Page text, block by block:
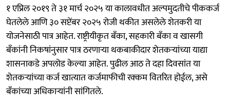
१ एप्रिल २०१९ ते ३१ मार्च २०२५ या कालावधीत अल्पमुदतीचे पीककर्ज
घेतलेले आणि ३० सप्टेंबर २०२५ रोजी थकीत असलेले शेतकरी या
योजनेसाठी पात्र आहेत. राष्ट्रीयीकृत बँका, सहकारी बँका व खासगी
बँकांनी निकषांनुसार पात्र ठरणाऱ्या थकबाकीदार शेतकऱ्यांच्या याद्या
शासनाकडे अपलोड केल्या आहेत. पुढील आठ ते दहा दिवसांत या
शेतकऱ्यांच्या कर्ज खात्यात कर्जमाफीची रक्कम वितरित होईल, असे
बँकांच्या अधिकाऱ्यांनी सांगितले.